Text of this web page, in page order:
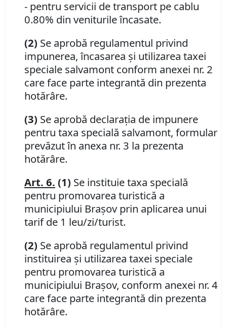
- pentru servicii de transport pe cablu
0.80% din veniturile încasate.
(2) Se aprobă regulamentul privind
impunerea, încasarea şi utilizarea taxei
speciale salvamont conform anexei nr. 2
care face parte integrantă din prezenta
hotărâre.
(3) Se aprobă declaraţia de impunere
pentru taxa specială salvamont, formular
prevăzut în anexa nr. 3 la prezenta
hotărâre.
Art. 6. (1) Se instituie taxa specială
pentru promovarea turistică a
municipiului Braşov prin aplicarea unui
tarif de 1 leu/zi/turist.
(2) Se aprobă regulamentul privind
instituirea şi utilizarea taxei speciale
pentru promovarea turistică a
municipiului Braşov, conform anexei nr. 4
care face parte integrantă din prezenta
hotărâre.